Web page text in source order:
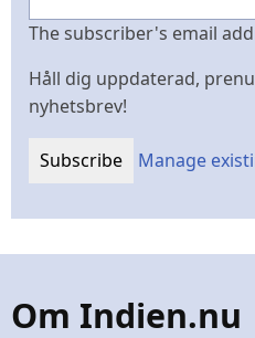
The subscriber's email
Håll dig uppdaterad,
nyhetsbrev!
Manage
Om Indien.nu